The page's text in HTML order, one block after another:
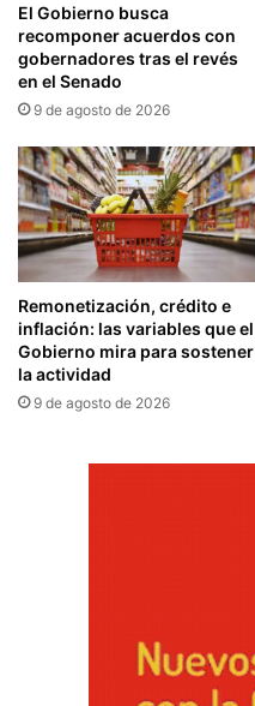
El Gobierno busca
recomponer acuerdos con
gobernadores tras el revés
en el Senado
9 de agosto de 2026
Remonetización, crédito e
inflación: las variables que el
Gobierno mira para sostener
la actividad
9 de agosto de 2026